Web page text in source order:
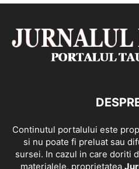
Continutul portalului este
si nu poate fi preluat sau
sursei. In cazul in care doriti
materialele, proprietatea